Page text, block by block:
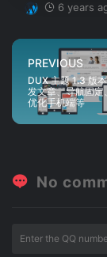
6 years
PREVIOUS
DUX 主题 1.3 版
发文章、导航固定
优化手机端等
No